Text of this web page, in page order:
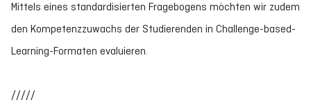
Mittels eines standardisierten Fragebogens möchten wir zudem
den Kompetenzzuwachs der Studierenden in Challenge-based-
Learning-Formaten evaluieren.
/////